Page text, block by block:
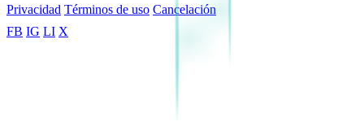
Privacidad Términos de uso Cancelación
FB IG LI X